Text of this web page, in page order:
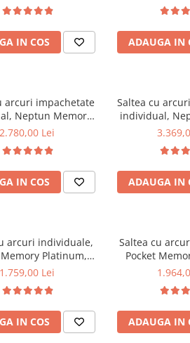
poliuretanica
foam 4 cm, husa
3D, hipoalergenica,
medie, Saltsib
IN COS
memory foam
aerisire
ADAUGA IN
arcuri impachetate
Neptun Memory
Comfort
poliuretanica
foam 4 cm, husa
tricot,
fermitate
2.780,00 Lei
IN COS
Saltea cu
individual,
Pocket
confort,
HR, memory
ADAUGA IN
arcuri individuale,
Memory Platinum,
fermitate
cm, husa matlasata,
aerisire perimetral,
maxima sustinuta
utilizator, Saltex
1.759,00 Lei
IN COS
Saltea cu
Pocket
foam 2,5 cm,
sistem de
greutate
100 kg/
ADAUGA IN